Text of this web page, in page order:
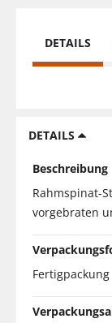
DETAILS
DETAILS
Beschreibung
Rahmspinat-
vorgebraten
Fertigpackung